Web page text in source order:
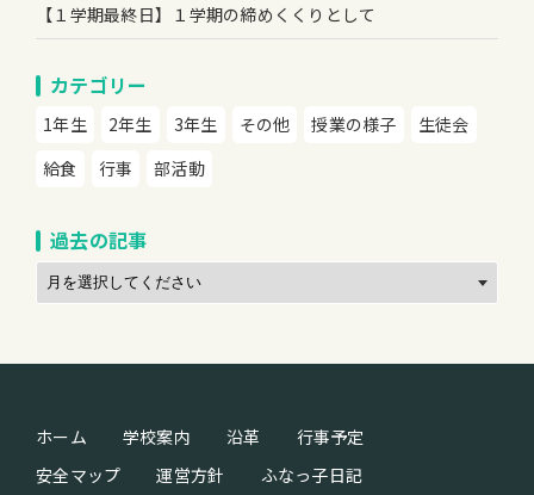
【１学期最終日】１学期の締めくくりとして
カテゴリー
1年生 2年生 3年生 その他 授業の様子
生徒会
給食
行事 部活動
過去の記事
ホーム 学校案内 沿革
行事予定
安全マップ
運営方針 ふなっ子日記